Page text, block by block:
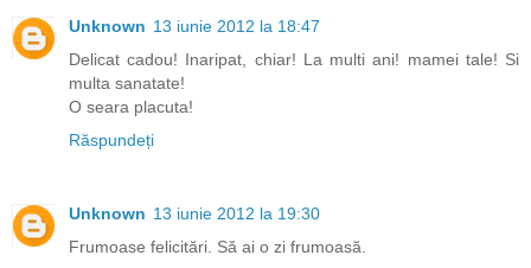
Unknown 13 iunie 2012 la 18:47
Delicat cadou! Inaripat, chiar! La multi ani! mamei tale! Si
multa sanatate!
O seara placuta!
Răspundeți
Unknown 13 iunie 2012 la 19:30
Frumoase felicitări. Să ai o zi frumoasă.